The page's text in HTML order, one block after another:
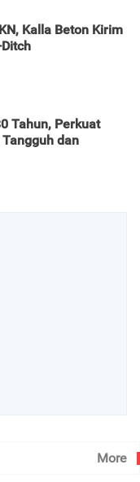
Kalla Beton Kirim
Tahun, Perkuat
dan
More